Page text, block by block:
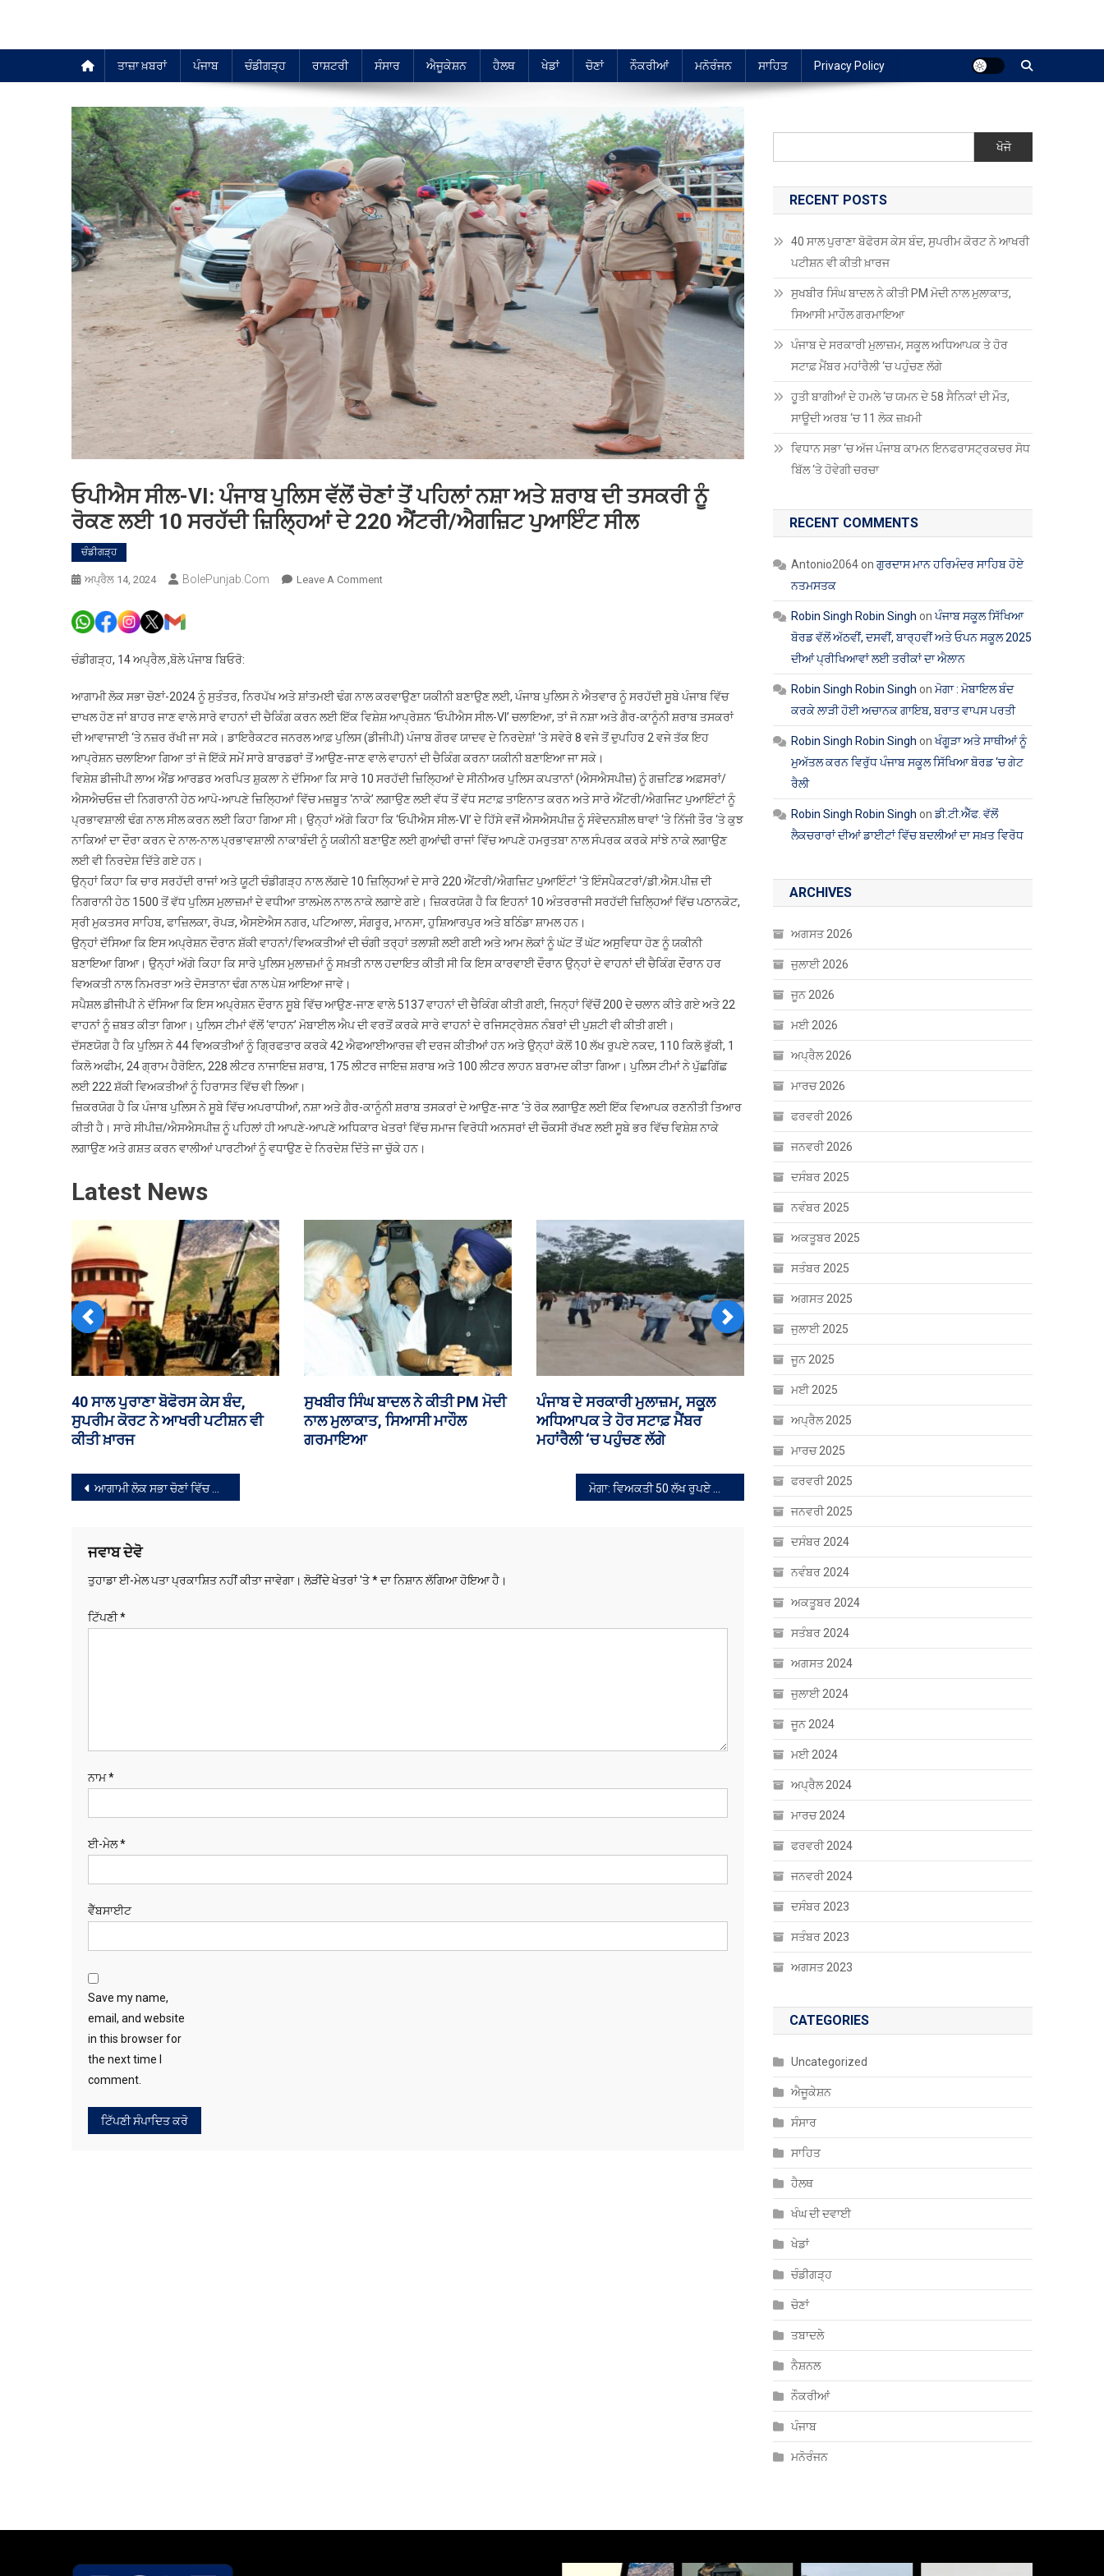
ਤਾਜ਼ਾ ਖ਼ਬਰਾਂ ਪੰਜਾਬ ਚੰਡੀਗੜ੍ਹ ਰਾਸ਼ਟਰੀ ਸੰਸਾਰ ਐਜੂਕੇਸ਼ਨ ਹੈਲਥ ਖੇਡਾਂ ਚੋਣਾਂ ਨੌਕਰੀਆਂ ਮਨੋਰੰਜਨ ਸਾਹਿਤ Privacy Policy
ਓਪੀਐਸ ਸੀਲ-VI: ਪੰਜਾਬ ਪੁਲਿਸ ਵੱਲੋਂ ਚੋਣਾਂ ਤੋਂ ਪਹਿਲਾਂ ਨਸ਼ਾ ਅਤੇ ਸ਼ਰਾਬ ਦੀ ਤਸਕਰੀ ਨੂੰ
ਰੋਕਣ ਲਈ 10 ਸਰਹੱਦੀ ਜ਼ਿਲ੍ਹਿਆਂ ਦੇ 220 ਐਂਟਰੀ/ਐਗਜ਼ਿਟ ਪੁਆਇੰਟ ਸੀਲ
ਚੰਡੀਗੜ੍ਹ
ਅਪ੍ਰੈਲ 14, 2024 BolePunjab.com Leave A CommentOn
ਵੱਲੋਂ
ਚੋਣਾਂ
ਤੋਂ
ਪਹਿਲਾਂ
ਅਤੇ
ਸ਼ਰਾਬ
ਦੀ
ਤਸਕਰੀ
ਰੋਕਣ
ਲਈ
10
ਸਰਹੱਦੀ
ਜ਼ਿਲ੍ਹਿਆਂ
ਐਗਜ਼ਿਟ
ਪੁਆਇੰਟ
ਸੀਲ
ਚੰਡੀਗੜ੍ਹ, 14 ਅਪ੍ਰੈਲ ,ਬੋਲੇ ਪੰਜਾਬ ਬਿਓਰੋ:
ਆਗਾਮੀ ਲੋਕ ਸਭਾ ਚੋਣਾਂ-2024 ਨੂੰ ਸੁਤੰਤਰ, ਨਿਰਪੱਖ ਅਤੇ ਸ਼ਾਂਤਮਈ ਢੰਗ ਨਾਲ ਕਰਵਾਉਣਾ ਯਕੀਨੀ ਬਣਾਉਣ ਲਈ, ਪੰਜਾਬ ਪੁਲਿਸ ਨੇ ਐਤਵਾਰ ਨੂੰ ਸਰਹੱਦੀ ਸੂਬੇ ਪੰਜਾਬ ਵਿੱਚ
ਦਾਖਲ ਹੋਣ ਜਾਂ ਬਾਹਰ ਜਾਣ ਵਾਲੇ ਸਾਰੇ ਵਾਹਨਾਂ ਦੀ ਚੈਕਿੰਗ ਕਰਨ ਲਈ ਇੱਕ ਵਿਸ਼ੇਸ਼ ਆਪ੍ਰੇਸ਼ਨ ‘ਓਪੀਐਸ ਸੀਲ-VI’ ਚਲਾਇਆ, ਤਾਂ ਜੋ ਨਸ਼ਾ ਅਤੇ ਗੈਰ-ਕਾਨੂੰਨੀ ਸ਼ਰਾਬ ਤਸਕਰਾਂ
ਦੀ ਆਵਾਜਾਈ ‘ਤੇ ਨਜ਼ਰ ਰੱਖੀ ਜਾ ਸਕੇ। ਡਾਇਰੈਕਟਰ ਜਨਰਲ ਆਫ਼ ਪੁਲਿਸ (ਡੀਜੀਪੀ) ਪੰਜਾਬ ਗੌਰਵ ਯਾਦਵ ਦੇ ਨਿਰਦੇਸ਼ਾਂ ‘ਤੇ ਸਵੇਰੇ 8 ਵਜੇ ਤੋਂ ਦੁਪਹਿਰ 2 ਵਜੇ ਤੱਕ ਇਹ
ਆਪ੍ਰੇਸ਼ਨ ਚਲਾਇਆ ਗਿਆ ਤਾਂ ਜੋ ਇੱਕੋ ਸਮੇਂ ਸਾਰੇ ਬਾਰਡਰਾਂ ਤੋਂ ਆਉਣ-ਜਾਣ ਵਾਲੇ ਵਾਹਨਾਂ ਦੀ ਚੈਕਿੰਗ ਕਰਨਾ ਯਕੀਨੀ ਬਣਾਇਆ ਜਾ ਸਕੇ।
ਵਿਸ਼ੇਸ਼ ਡੀਜੀਪੀ ਲਾਅ ਐਂਡ ਆਰਡਰ ਅਰਪਿਤ ਸ਼ੁਕਲਾ ਨੇ ਦੱਸਿਆ ਕਿ ਸਾਰੇ 10 ਸਰਹੱਦੀ ਜ਼ਿਲ੍ਹਿਆਂ ਦੇ ਸੀਨੀਅਰ ਪੁਲਿਸ ਕਪਤਾਨਾਂ (ਐਸਐਸਪੀਜ਼) ਨੂੰ ਗਜ਼ਟਿਡ ਅਫ਼ਸਰਾਂ/
ਐਸਐਚਓਜ਼ ਦੀ ਨਿਗਰਾਨੀ ਹੇਠ ਆਪੋ-ਆਪਣੇ ਜ਼ਿਲ੍ਹਿਆਂ ਵਿੱਚ ਮਜ਼ਬੂਤ ‘ਨਾਕੇ’ ਲਗਾਉਣ ਲਈ ਵੱਧ ਤੋਂ ਵੱਧ ਸਟਾਫ਼ ਤਾਇਨਾਤ ਕਰਨ ਅਤੇ ਸਾਰੇ ਐਂਟਰੀ/ਐਗਜਿਟ ਪੁਆਇੰਟਾਂ ਨੂੰ
ਪ੍ਰਭਾਵਸ਼ਾਲੀ ਢੰਗ ਨਾਲ ਸੀਲ ਕਰਨ ਲਈ ਕਿਹਾ ਗਿਆ ਸੀ। ਉਨ੍ਹਾਂ ਅੱਗੇ ਕਿਹਾ ਕਿ ‘ਓਪੀਐਸ ਸੀਲ-VI’ ਦੇ ਹਿੱਸੇ ਵਜੋਂ ਐਸਐਸਪੀਜ਼ ਨੂੰ ਸੰਵੇਦਨਸ਼ੀਲ ਥਾਵਾਂ ‘ਤੇ ਨਿੱਜੀ ਤੌਰ ‘ਤੇ ਕੁਝ
ਨਾਕਿਆਂ ਦਾ ਦੌਰਾ ਕਰਨ ਦੇ ਨਾਲ-ਨਾਲ ਪ੍ਰਭਾਵਸ਼ਾਲੀ ਨਾਕਾਬੰਦੀ ਨੂੰ ਯਕੀਨੀ ਬਣਾਉਣ ਲਈ ਗੁਆਂਢੀ ਰਾਜਾਂ ਵਿੱਚ ਆਪਣੇ ਹਮਰੁਤਬਾ ਨਾਲ ਸੰਪਰਕ ਕਰਕੇ ਸਾਂਝੇ ਨਾਕੇ ਲਗਾਉਣ
ਲਈ ਵੀ ਨਿਰਦੇਸ਼ ਦਿੱਤੇ ਗਏ ਹਨ।
ਉਨ੍ਹਾਂ ਕਿਹਾ ਕਿ ਚਾਰ ਸਰਹੱਦੀ ਰਾਜਾਂ ਅਤੇ ਯੂਟੀ ਚੰਡੀਗੜ੍ਹ ਨਾਲ ਲੱਗਦੇ 10 ਜ਼ਿਲ੍ਹਿਆਂ ਦੇ ਸਾਰੇ 220 ਐਂਟਰੀ/ਐਗਜ਼ਿਟ ਪੁਆਇੰਟਾਂ ‘ਤੇ ਇੰਸਪੈਕਟਰਾਂ/ਡੀ.ਐਸ.ਪੀਜ਼ ਦੀ
ਨਿਗਰਾਨੀ ਹੇਠ 1500 ਤੋਂ ਵੱਧ ਪੁਲਿਸ ਮੁਲਾਜ਼ਮਾਂ ਦੇ ਵਧੀਆ ਤਾਲਮੇਲ ਨਾਲ ਨਾਕੇ ਲਗਾਏ ਗਏ। ਜ਼ਿਕਰਯੋਗ ਹੈ ਕਿ ਇਹਨਾਂ 10 ਅੰਤਰਰਾਜੀ ਸਰਹੱਦੀ ਜ਼ਿਲ੍ਹਿਆਂ ਵਿੱਚ ਪਠਾਨਕੋਟ,
ਸ੍ਰੀ ਮੁਕਤਸਰ ਸਾਹਿਬ, ਫਾਜ਼ਿਲਕਾ, ਰੋਪੜ, ਐਸਏਐਸ ਨਗਰ, ਪਟਿਆਲਾ, ਸੰਗਰੂਰ, ਮਾਨਸਾ, ਹੁਸ਼ਿਆਰਪੁਰ ਅਤੇ ਬਠਿੰਡਾ ਸ਼ਾਮਲ ਹਨ।
ਉਨ੍ਹਾਂ ਦੱਸਿਆ ਕਿ ਇਸ ਅਪ੍ਰੇਸ਼ਨ ਦੌਰਾਨ ਸ਼ੱਕੀ ਵਾਹਨਾਂ/ਵਿਅਕਤੀਆਂ ਦੀ ਚੰਗੀ ਤਰ੍ਹਾਂ ਤਲਾਸ਼ੀ ਲਈ ਗਈ ਅਤੇ ਆਮ ਲੋਕਾਂ ਨੂੰ ਘੱਟ ਤੋਂ ਘੱਟ ਅਸੁਵਿਧਾ ਹੋਣ ਨੂੰ ਯਕੀਨੀ
ਬਣਾਇਆ ਗਿਆ। ਉਨ੍ਹਾਂ ਅੱਗੇ ਕਿਹਾ ਕਿ ਸਾਰੇ ਪੁਲਿਸ ਮੁਲਾਜ਼ਮਾਂ ਨੂੰ ਸਖ਼ਤੀ ਨਾਲ ਹਦਾਇਤ ਕੀਤੀ ਸੀ ਕਿ ਇਸ ਕਾਰਵਾਈ ਦੌਰਾਨ ਉਨ੍ਹਾਂ ਦੇ ਵਾਹਨਾਂ ਦੀ ਚੈਕਿੰਗ ਦੌਰਾਨ ਹਰ
ਵਿਅਕਤੀ ਨਾਲ ਨਿਮਰਤਾ ਅਤੇ ਦੋਸਤਾਨਾ ਢੰਗ ਨਾਲ ਪੇਸ਼ ਆਇਆ ਜਾਵੇ।
ਸਪੈਸ਼ਲ ਡੀਜੀਪੀ ਨੇ ਦੱਸਿਆ ਕਿ ਇਸ ਅਪ੍ਰੇਸ਼ਨ ਦੌਰਾਨ ਸੂਬੇ ਵਿੱਚ ਆਉਣ-ਜਾਣ ਵਾਲੇ 5137 ਵਾਹਨਾਂ ਦੀ ਚੈਕਿੰਗ ਕੀਤੀ ਗਈ, ਜਿਨ੍ਹਾਂ ਵਿੱਚੋਂ 200 ਦੇ ਚਲਾਨ ਕੀਤੇ ਗਏ ਅਤੇ 22
ਵਾਹਨਾਂ ਨੂੰ ਜ਼ਬਤ ਕੀਤਾ ਗਿਆ। ਪੁਲਿਸ ਟੀਮਾਂ ਵੱਲੋਂ ‘ਵਾਹਨ’ ਮੋਬਾਈਲ ਐਪ ਦੀ ਵਰਤੋਂ ਕਰਕੇ ਸਾਰੇ ਵਾਹਨਾਂ ਦੇ ਰਜਿਸਟ੍ਰੇਸ਼ਨ ਨੰਬਰਾਂ ਦੀ ਪੁਸ਼ਟੀ ਵੀ ਕੀਤੀ ਗਈ।
ਦੱਸਣਯੋਗ ਹੈ ਕਿ ਪੁਲਿਸ ਨੇ 44 ਵਿਅਕਤੀਆਂ ਨੂੰ ਗ੍ਰਿਫਤਾਰ ਕਰਕੇ 42 ਐਫਆਈਆਰਜ਼ ਵੀ ਦਰਜ ਕੀਤੀਆਂ ਹਨ ਅਤੇ ਉਨ੍ਹਾਂ ਕੋਲੋਂ 10 ਲੱਖ ਰੁਪਏ ਨਕਦ, 110 ਕਿਲੋ ਭੁੱਕੀ, 1
ਕਿਲੋ ਅਫੀਮ, 24 ਗ੍ਰਾਮ ਹੈਰੋਇਨ, 228 ਲੀਟਰ ਨਾਜਾਇਜ਼ ਸ਼ਰਾਬ, 175 ਲੀਟਰ ਜਾਇਜ਼ ਸ਼ਰਾਬ ਅਤੇ 100 ਲੀਟਰ ਲਾਹਨ ਬਰਾਮਦ ਕੀਤਾ ਗਿਆ। ਪੁਲਿਸ ਟੀਮਾਂ ਨੇ ਪੁੱਛਗਿੱਛ
ਲਈ 222 ਸ਼ੱਕੀ ਵਿਅਕਤੀਆਂ ਨੂੰ ਹਿਰਾਸਤ ਵਿੱਚ ਵੀ ਲਿਆ।
ਜ਼ਿਕਰਯੋਗ ਹੈ ਕਿ ਪੰਜਾਬ ਪੁਲਿਸ ਨੇ ਸੂਬੇ ਵਿੱਚ ਅਪਰਾਧੀਆਂ, ਨਸ਼ਾ ਅਤੇ ਗੈਰ-ਕਾਨੂੰਨੀ ਸ਼ਰਾਬ ਤਸਕਰਾਂ ਦੇ ਆਉਣ-ਜਾਣ ‘ਤੇ ਰੋਕ ਲਗਾਉਣ ਲਈ ਇੱਕ ਵਿਆਪਕ ਰਣਨੀਤੀ ਤਿਆਰ
ਕੀਤੀ ਹੈ। ਸਾਰੇ ਸੀਪੀਜ਼/ਐਸਐਸਪੀਜ਼ ਨੂੰ ਪਹਿਲਾਂ ਹੀ ਆਪਣੇ-ਆਪਣੇ ਅਧਿਕਾਰ ਖੇਤਰਾਂ ਵਿੱਚ ਸਮਾਜ ਵਿਰੋਧੀ ਅਨਸਰਾਂ ਦੀ ਚੌਕਸੀ ਰੱਖਣ ਲਈ ਸੂਬੇ ਭਰ ਵਿੱਚ ਵਿਸ਼ੇਸ਼ ਨਾਕੇ
ਲਗਾਉਣ ਅਤੇ ਗਸ਼ਤ ਕਰਨ ਵਾਲੀਆਂ ਪਾਰਟੀਆਂ ਨੂੰ ਵਧਾਉਣ ਦੇ ਨਿਰਦੇਸ਼ ਦਿੱਤੇ ਜਾ ਚੁੱਕੇ ਹਨ।
Latest News
ਹੂਤੀ ਬਾਗੀਆਂ ਦੇ ਹਮਲੇ ‘ਚ ਯਮਨ ਦੇ 58
ਸੈਨਿਕਾਂ ਦੀ ਮੌਤ, ਸਾਊਦੀ ਅਰਬ ‘ਚ 11
ਲੋਕ ਜ਼ਖ਼ਮੀ
ਵਿਧਾਨ ਸਭਾ ‘ਚ ਅੱਜ ਪੰਜਾਬ ਕਾਮਨ
ਇਨਫਰਾਸਟ੍ਰਕਚਰ ਸੋਧ ਬਿੱਲ ‘ਤੇ ਹੋਵੇਗੀ
ਚਰਚਾ
₹35 ਕਰੋੜ ਦੀ ਹੈਰੋਇਨ ਸਣੇ ਤਸਕਰ ਕਾਬੂ
Previous Next
ਸੰਪਾਦਨਾ
ਆਗਾਮੀ ਲੋਕ ਸਭਾ ਚੋਣਾਂ ਵਿੱਚ ਅਧਿਆਪਕਾਂ ਤੇ ਲੈਕਚਰਾਰਾਂ ਦੀਆਂ ਚੋਣ ਡਿਊਟੀਆਂ ਸੰਬੰਧੀ ਕੀਤੀ ਵਿਚਾਰ-ਚਰਚਾ
ਜਵਾਬ ਦੇਵੋ
ਤੁਹਾਡਾ ਈ-ਮੇਲ ਪਤਾ ਪ੍ਰਕਾਸ਼ਿਤ ਨਹੀਂ ਕੀਤਾ ਜਾਵੇਗਾ। ਲੋੜੀਂਦੇ ਖੇਤਰਾਂ 'ਤੇ*ਦਾ ਨਿਸ਼ਾਨ ਲੱਗਿਆ ਹੋਇਆ ਹੈ।
ਟਿੱਪਣੀ*
ਨਾਮ*
ਈ-ਮੇਲ*
ਵੈੱਬਸਾਈਟ
Save my name,
email, and website
in this browser for
the next time I
comment.
ਖੋਜੋ
RECENT POSTS
40 ਸਾਲ ਪੁਰਾਣਾ ਬੋਫੋਰਸ ਕੇਸ ਬੰਦ, ਸੁਪਰੀਮ ਕੋਰਟ ਨੇ ਆਖਰੀ
ਪਟੀਸ਼ਨ ਵੀ ਕੀਤੀ ਖ਼ਾਰਜ
ਸੁਖਬੀਰ ਸਿੰਘ ਬਾਦਲ ਨੇ ਕੀਤੀ PM ਮੋਦੀ ਨਾਲ ਮੁਲਾਕਾਤ,
ਸਿਆਸੀ ਮਾਹੌਲ ਗਰਮਾਇਆ
ਪੰਜਾਬ ਦੇ ਸਰਕਾਰੀ ਮੁਲਾਜ਼ਮ, ਸਕੂਲ ਅਧਿਆਪਕ ਤੇ ਹੋਰ
ਸਟਾਫ਼ ਮੈਂਬਰ ਮਹਾਂਰੈਲੀ ‘ਚ ਪਹੁੰਚਣ ਲੱਗੇ
ਹੂਤੀ ਬਾਗੀਆਂ ਦੇ ਹਮਲੇ ‘ਚ ਯਮਨ ਦੇ 58 ਸੈਨਿਕਾਂ ਦੀ ਮੌਤ,
ਸਾਊਦੀ ਅਰਬ ‘ਚ 11 ਲੋਕ ਜ਼ਖ਼ਮੀ
ਵਿਧਾਨ ਸਭਾ ‘ਚ ਅੱਜ ਪੰਜਾਬ ਕਾਮਨ ਇਨਫਰਾਸਟ੍ਰਕਚਰ ਸੋਧ
ਬਿੱਲ ‘ਤੇ ਹੋਵੇਗੀ ਚਰਚਾ
RECENT COMMENTS
Antonio2064onਗੁਰਦਾਸ ਮਾਨ ਹਰਿਮੰਦਰ ਸਾਹਿਬ ਹੋਏ
ਨਤਮਸਤਕ
Robin Singh Robin Singh onਪੰਜਾਬ ਸਕੂਲ ਸਿੱਖਿਆ
ਬੋਰਡ ਵੱਲੋਂ ਅੱਠਵੀਂ, ਦਸਵੀਂ, ਬਾਰ੍ਹਵੀਂ ਅਤੇ ਓਪਨ ਸਕੂਲ 2025
ਦੀਆਂ ਪ੍ਰੀਖਿਆਵਾਂ ਲਈ ਤਰੀਕਾਂ ਦਾ ਐਲਾਨ
Robin Singh Robin Singh onਮੋਗਾ : ਮੋਬਾਇਲ ਬੰਦ
ਕਰਕੇ ਲਾੜੀ ਹੋਈ ਅਚਾਨਕ ਗਾਇਬ, ਬਰਾਤ ਵਾਪਸ ਪਰਤੀ
Robin Singh Robin Singh onਖੰਗੂੜਾ ਅਤੇ ਸਾਥੀਆਂ ਨੂੰ
ਮੁਅੱਤਲ ਕਰਨ ਵਿਰੁੱਧ ਪੰਜਾਬ ਸਕੂਲ ਸਿੱਖਿਆ ਬੋਰਡ ‘ਚ ਗੇਟ
ਰੈਲੀ
Robin Singh Robin Singh onਡੀ.ਟੀ.ਐੱਫ. ਵੱਲੋਂ
ਲੈਕਚਰਾਰਾਂ ਦੀਆਂ ਡਾਈਟਾਂ ਵਿੱਚ ਬਦਲੀਆਂ ਦਾ ਸਖ਼ਤ ਵਿਰੋਧ
ARCHIVES
ਅਗਸਤ 2026
ਜੁਲਾਈ 2026
ਜੂਨ 2026
ਮਈ 2026
ਅਪ੍ਰੈਲ 2026
ਮਾਰਚ 2026
ਫਰਵਰੀ 2026
ਜਨਵਰੀ 2026
ਦਸੰਬਰ 2025
ਨਵੰਬਰ 2025
ਅਕਤੂਬਰ 2025
ਸਤੰਬਰ 2025
ਅਗਸਤ 2025
ਜੁਲਾਈ 2025
ਜੂਨ 2025
ਮਈ 2025
ਅਪ੍ਰੈਲ 2025
ਮਾਰਚ 2025
ਫਰਵਰੀ 2025
ਜਨਵਰੀ 2025
ਦਸੰਬਰ 2024
ਨਵੰਬਰ 2024
ਅਕਤੂਬਰ 2024
ਸਤੰਬਰ 2024
ਅਗਸਤ 2024
ਜੁਲਾਈ 2024
ਜੂਨ 2024
ਮਈ 2024
ਅਪ੍ਰੈਲ 2024
ਮਾਰਚ 2024
ਫਰਵਰੀ 2024
ਜਨਵਰੀ 2024
ਦਸੰਬਰ 2023
ਸਤੰਬਰ 2023
ਅਗਸਤ 2023
CATEGORIES
Uncategorized
ਐਜੂਕੇਸ਼ਨ
ਸੰਸਾਰ
ਸਾਹਿਤ
ਹੈਲਥ
ਖੰਘ ਦੀ ਦਵਾਈ
ਖੇਡਾਂ
ਚੰਡੀਗੜ੍ਹ
ਚੋਣਾਂ
ਤਬਾਦਲੇ
ਨੈਸ਼ਨਲ
ਨੌਕਰੀਆਂ
ਪੰਜਾਬ
ਮਨੋਰੰਜਨ